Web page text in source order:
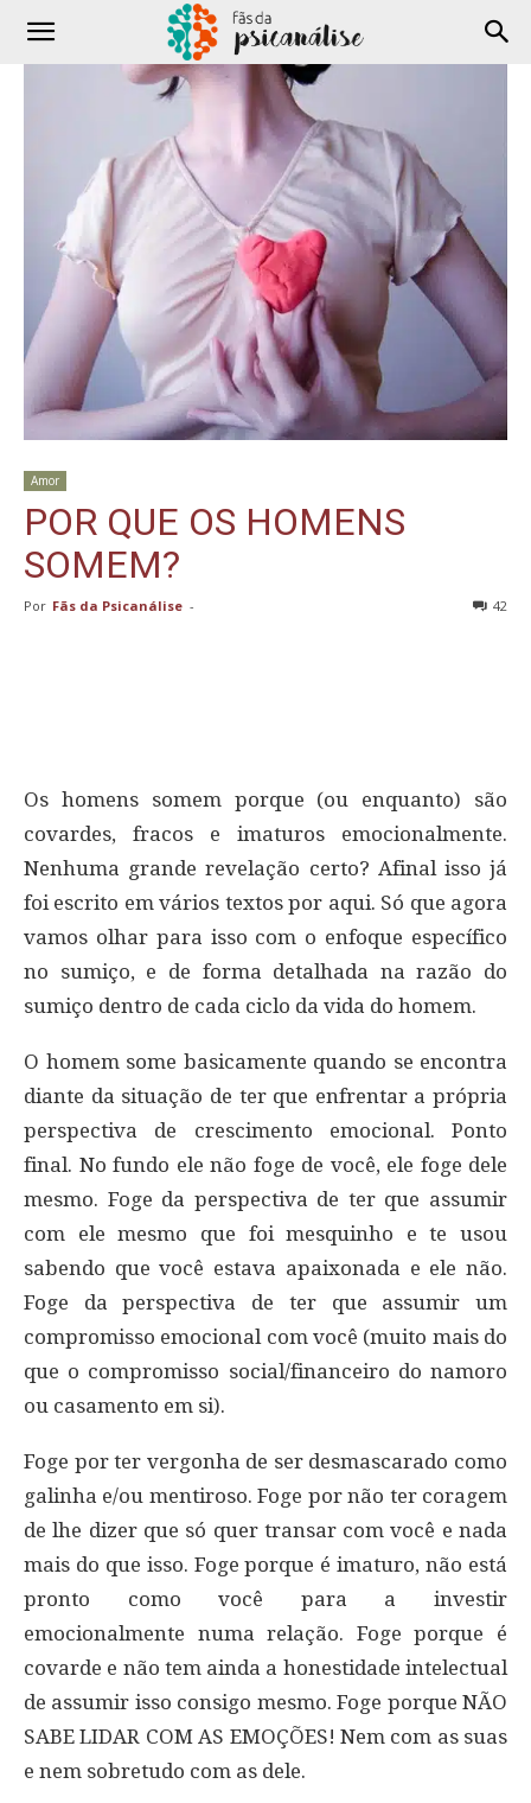
Amor
POR QUE OS HOMENS
SOMEM?
Por Fãs da Psicanálise - 42
Os homens somem porque (ou enquanto) são
covardes, fracos e imaturos emocionalmente.
Nenhuma grande revelação certo? Afinal isso já
foi escrito em vários textos por aqui. Só que agora
vamos olhar para isso com o enfoque específico
no sumiço, e de forma detalhada na razão do
sumiço dentro de cada ciclo da vida do homem.
O homem some basicamente quando se encontra
diante da situação de ter que enfrentar a própria
perspectiva de crescimento emocional. Ponto
final. No fundo ele não foge de você, ele foge dele
mesmo. Foge da perspectiva de ter que assumir
com ele mesmo que foi mesquinho e te usou
sabendo que você estava apaixonada e ele não.
Foge da perspectiva de ter que assumir um
compromisso emocional com você (muito mais do
que o compromisso social/financeiro do namoro
ou casamento em si).
Foge por ter vergonha de ser desmascarado como
galinha e/ou mentiroso. Foge por não ter coragem
de lhe dizer que só quer transar com você e nada
mais do que isso. Foge porque é imaturo, não está
pronto como você para a investir
emocionalmente numa relação. Foge porque é
covarde e não tem ainda a honestidade intelectual
de assumir isso consigo mesmo. Foge porque NÃO
SABE LIDAR COM AS EMOÇÕES! Nem com as suas
e nem sobretudo com as dele.